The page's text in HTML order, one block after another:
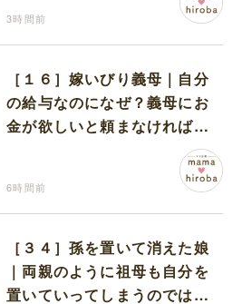
3時間前
［１６］嫁いびり義母｜自分
の給与なのになぜ？義母にお
金が欲しいと頼まなければな
6時間前
［３４］孫を置いて消えた娘
｜両親のように祖母も自分を
置いていってしまうのでは？